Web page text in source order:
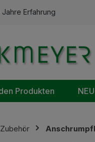
springen
Jahre Erfahrung
Produkten NEU